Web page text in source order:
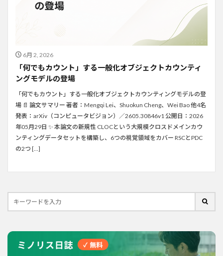
6月 2, 2026
「何でもカウント」する一般化オブジェクトカウンティ
ングモデルの登場
「何でもカウント」する一般化オブジェクトカウンティングモデルの登
場 📄 論文サマリー 著者：Mengqi Lei、Shuokun Cheng、Wei Bao 他4名
発表：arXiv（コンピュータビジョン）／2605.30846v1 公開日：2026
年05月29日 ✨ 本論文の新規性 CLOCという大規模クロスドメインカウ
ンティングデータセットを構築し、6つの視覚領域をカバー RSCとPDC
の2つ […]